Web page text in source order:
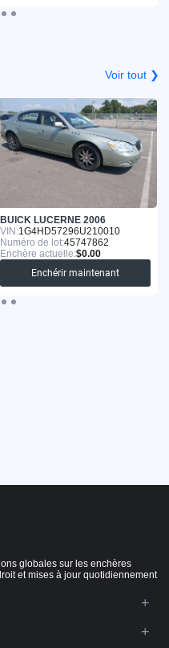
Voir tout ❯
BUICK LUCERNE 2006
VIN:1G4HD57296U210010
Numéro de lot:45747862
Enchère actuelle:$0.00
Enchérir maintenant
globales sur les enchères
et mises à jour quotidiennement